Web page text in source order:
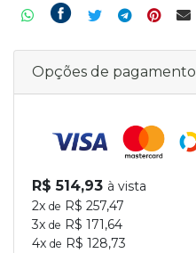
Opções de pagamento
R$ 514,93 à vista
2x de R$ 257,47
3x de R$ 171,64
4x de R$ 128,73